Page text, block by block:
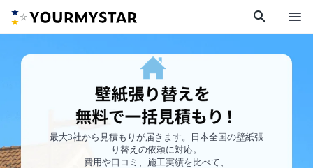
search menu
最大3社から見積もりが届きます。日本全国の壁紙張
り替えの依頼に対応。
費用や口コミ、施工実績を比べて、